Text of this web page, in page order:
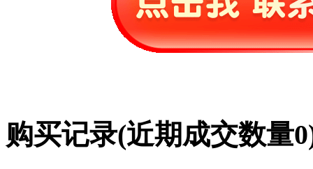
购买记录(近期成交数量0